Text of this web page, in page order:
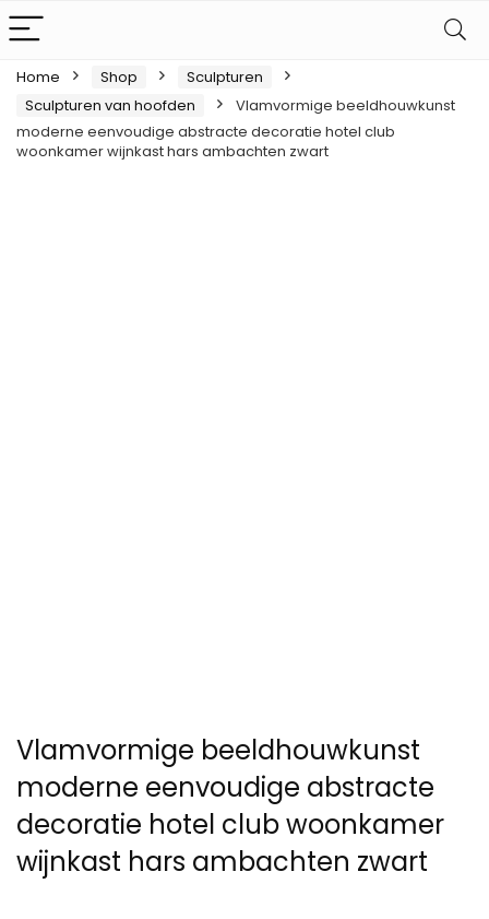
Home Shop
Sculpturen
Sculpturen van hoofden
Vlamvormige beeldhouwkunst
moderne eenvoudige abstracte decoratie hotel club
woonkamer wijnkast hars ambachten zwart
Vlamvormige beeldhouwkunst
moderne eenvoudige abstracte
decoratie hotel club woonkamer
wijnkast hars ambachten zwart